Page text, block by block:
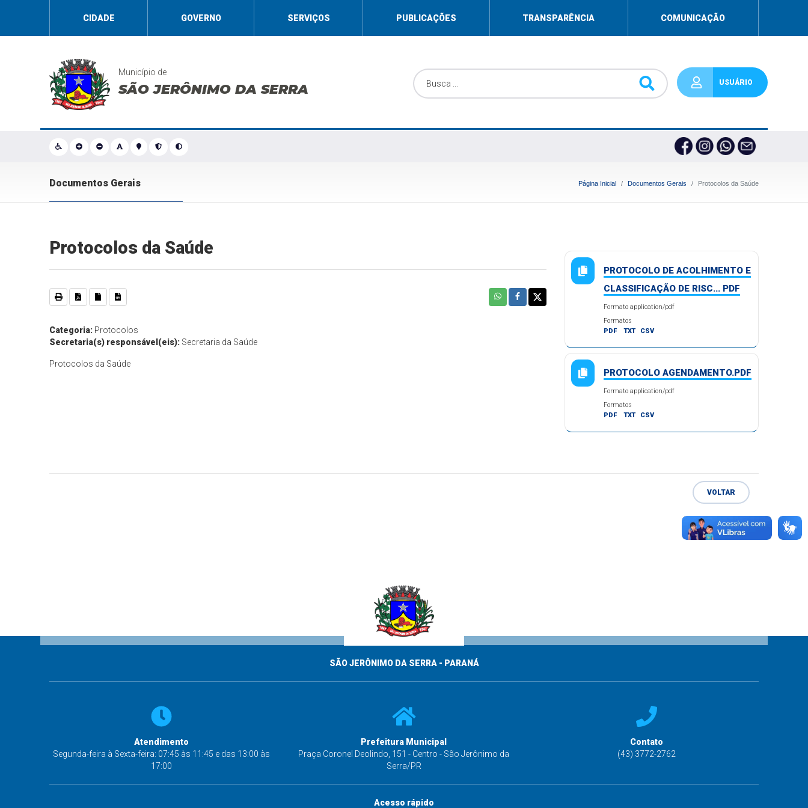
CIDADE GOVERNO SERVIÇOS PUBLICAÇÕES TRANSPARÊNCIA COMUNICAÇÃO
Município de
SÃO JERÔNIMO DA SERRA USUÁRIO
Documentos Gerais Página Inicial Documentos Gerais Protocolos da Saúde
Protocolos da Saúde
Categoria: Protocolos
Secretaria(s) responsável(eis): Secretaria da Saúde
Protocolos da Saúde
PROTOCOLO DE ACOLHIMENTO E
CLASSIFICAÇÃO DE RISC... PDF
Formato application/pdf
Formatos
PDF
TXT CSV
PROTOCOLO AGENDAMENTO.PDF
Formato application/pdf
Formatos
PDF
TXT CSV
VOLTAR
SÃO JERÔNIMO DA SERRA - PARANÁ
Atendimento
Segunda-feira à Sexta-feira: 07:45 às 11:45 e das 13:00 às
17:00
Prefeitura Municipal
Praça Coronel Deolindo, 151 - Centro - São Jerônimo da
Serra/PR
Contato
(43) 3772-2762
Acesso rápido